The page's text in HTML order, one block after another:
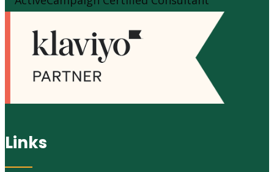
Links